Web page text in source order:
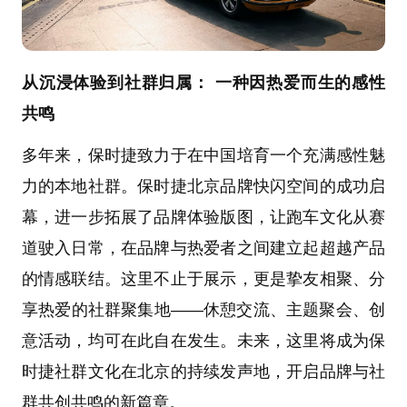
从沉浸体验到社群归属： 一种因热爱而生的感性
共鸣
多年来，保时捷致力于在中国培育一个充满感性魅
力的本地社群。保时捷北京品牌快闪空间的成功启
幕，进一步拓展了品牌体验版图，让跑车文化从赛
道驶入日常，在品牌与热爱者之间建立起超越产品
的情感联结。这里不止于展示，更是挚友相聚、分
享热爱的社群聚集地——休憩交流、主题聚会、创
意活动，均可在此自在发生。未来，这里将成为保
时捷社群文化在北京的持续发声地，开启品牌与社
群共创共鸣的新篇章。